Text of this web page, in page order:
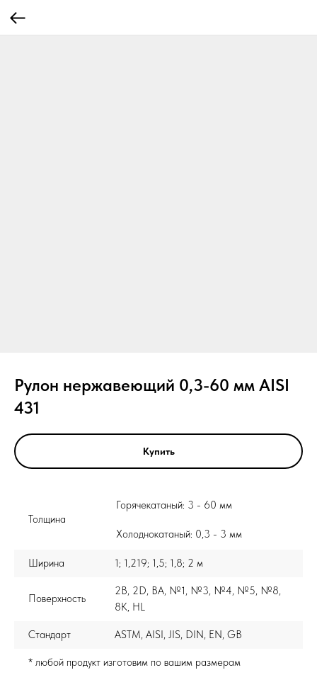
Рулон нержавеющий 0,3-60 мм AISI
431
Купить
Толщина
Горячекатаный: 3 - 60 мм
Холоднокатаный: 0,3 - 3 мм
Ширина 1; 1,219; 1,5; 1,8; 2 м
Поверхность
2B, 2D, BA, №1, №3, №4, №5, №8,
8K, HL
Стандарт ASTM, AISI, JIS, DIN, EN, GB
* любой продукт изготовим по вашим размерам